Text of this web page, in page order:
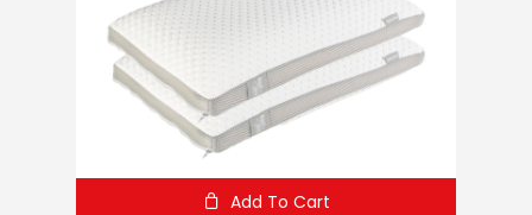
Add To Cart